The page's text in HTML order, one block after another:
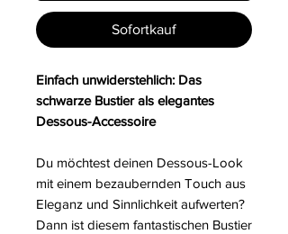
Sofortkauf
Einfach unwiderstehlich: Das
schwarze Bustier als elegantes
Dessous-Accessoire
Du möchtest deinen Dessous-Look
mit einem bezaubernden Touch aus
Eleganz und Sinnlichkeit aufwerten?
Dann ist diesem fantastischen Bustier